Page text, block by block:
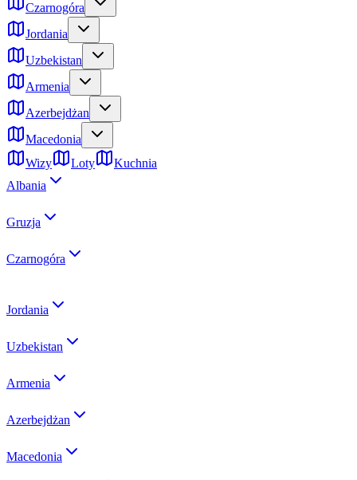
Czarnogóra
Jordania
Uzbekistan
Armenia
Azerbejdżan
Macedonia
Wizy
Loty
Kuchnia
Albania
Gruzja
Czarnogóra
Jordania
Uzbekistan
Armenia
Azerbejdżan
Macedonia